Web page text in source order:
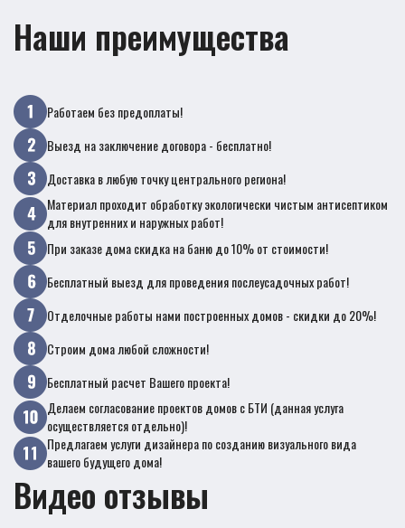
Наши преимущества
Работаем без предоплаты!
Выезд на заключение договора - бесплатно!
Доставка в любую точку центрального региона!
Материал проходит обработку экологически чистым антисептиком
для внутренних и наружных работ!
При заказе дома скидка на баню до 10% от стоимости!
Бесплатный выезд для проведения послеусадочных работ!
Отделочные работы нами построенных домов - скидки до 20%!
Строим дома любой сложности!
Бесплатный расчет Вашего проекта!
Делаем согласование проектов домов с БТИ (данная услуга
осуществляется отдельно)!
Предлагаем услуги дизайнера по созданию визуального вида
вашего будущего дома!
Видео отзывы